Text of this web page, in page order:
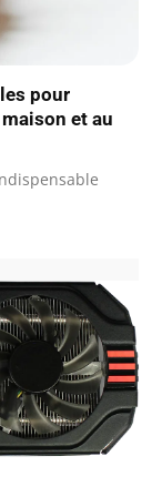
pour
et au